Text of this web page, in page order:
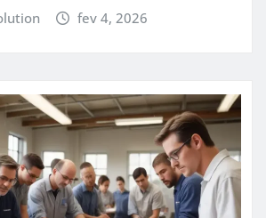
fev 4, 2026